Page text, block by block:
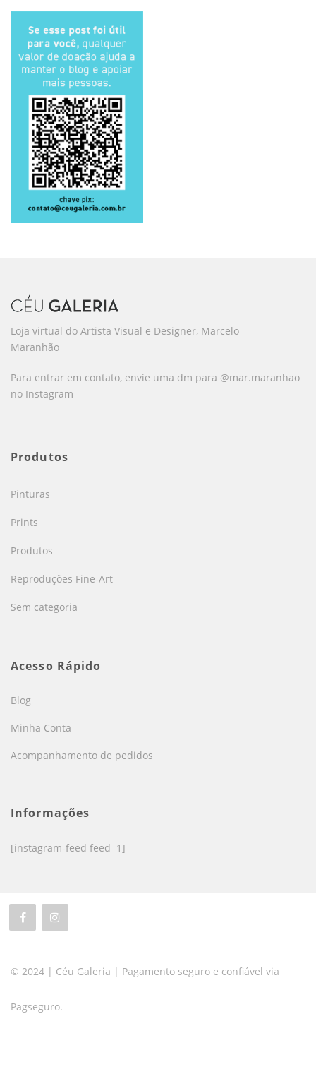
Loja virtual do Artista Visual e Designer, Marcelo
Maranhão
Para entrar em contato, envie uma dm para @mar.maranhao
no Instagram
Produtos
Pinturas
Prints
Produtos
Reproduções Fine-Art
Sem categoria
Acesso Rápido
Blog
Minha Conta
Acompanhamento de pedidos
Informações
[instagram-feed feed=1]
© 2024 | Céu Galeria | Pagamento seguro e confiável via
Pagseguro.